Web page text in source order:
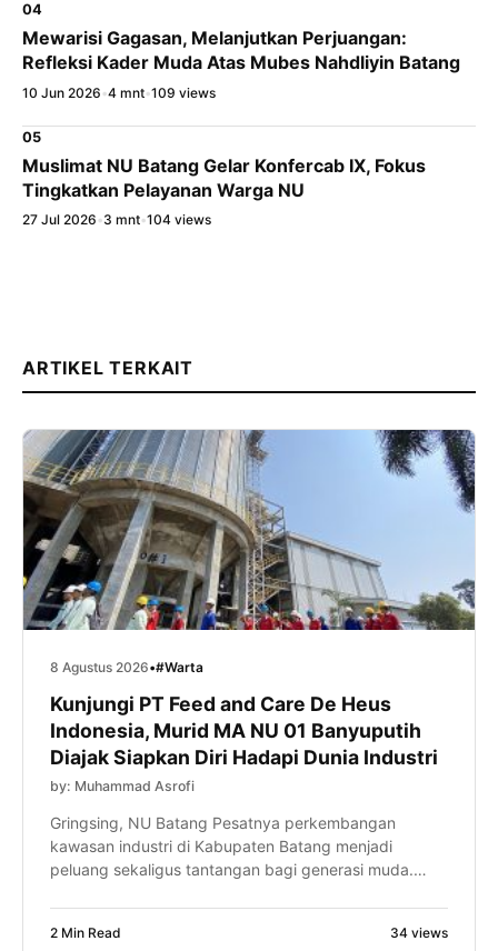
04
Mewarisi Gagasan, Melanjutkan Perjuangan:
Refleksi Kader Muda Atas Mubes Nahdliyin Batang
10 Jun 2026 •4 mnt•109 views
05
Muslimat NU Batang Gelar Konfercab IX, Fokus
Tingkatkan Pelayanan Warga NU
27 Jul 2026 •3 mnt•104 views
ARTIKEL TERKAIT
8 Agustus 2026•#Warta
Kunjungi PT Feed and Care De Heus
Indonesia, Murid MA NU 01 Banyuputih
Diajak Siapkan Diri Hadapi Dunia Industri
by: Muhammad Asrofi
Gringsing, NU Batang Pesatnya perkembangan
kawasan industri di Kabupaten Batang menjadi
peluang sekaligus tantangan bagi generasi muda.
melalui kunjungan industri ke PT Feed and Care De
2 Min Read 34 views